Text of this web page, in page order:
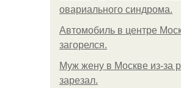
овариального синдрома.
Автомобиль в центре
загорелся.
Mуж жену в Москве из-за
зарезал.